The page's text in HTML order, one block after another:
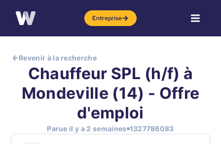
Entreprise
Revenir à la recherche
Chauffeur SPL (h/f) à
Mondeville (14) - Offre
d'emploi
Parue il y a 2 semaines 1327786083